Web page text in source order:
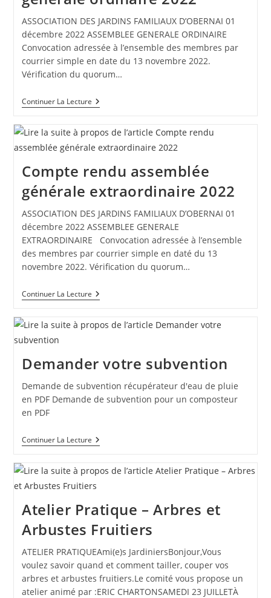
ASSOCIATION DES JARDINS FAMILIAUX D’OBERNAI 01
décembre 2022 ASSEMBLEE GENERALE ORDINAIRE
Convocation adressée à l’ensemble des membres par
courrier simple en date du 13 novembre 2022.
Vérification du quorum…
Continuer La LectureCompte
Rendu
Générale
Ordinaire
2022
Compte rendu assemblée
générale extraordinaire 2022
ASSOCIATION DES JARDINS FAMILIAUX D’OBERNAI 01
décembre 2022 ASSEMBLEE GENERALE
EXTRAORDINAIRE Convocation adressée à l’ensemble
des membres par courrier simple en daté du 13
novembre 2022. Vérification du quorum…
Continuer La LectureCompte
Rendu
Générale
Extraordinaire
Demander votre subvention
Demande de subvention récupérateur d'eau de pluie
en PDF Demande de subvention pour un composteur
en PDF
Continuer La LectureDemander
Votre
Atelier Pratique – Arbres et
Arbustes Fruitiers
ATELIER PRATIQUEAmi(e)s JardiniersBonjour,Vous
voulez savoir quand et comment tailler, couper vos
arbres et arbustes fruitiers.Le comité vous propose un
atelier animé par :ERIC CHARTONSAMEDI 23 JUILLETÀ